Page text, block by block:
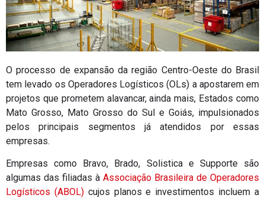
O processo de expansão da região Centro-Oeste do Brasil
tem levado os Operadores Logísticos (OLs) a apostarem em
projetos que prometem alavancar, ainda mais, Estados como
Mato Grosso, Mato Grosso do Sul e Goiás, impulsionados
pelos principais segmentos já atendidos por essas
empresas.
Empresas como Bravo, Brado, Solistica e Supporte são
algumas das filiadas à Associação Brasileira de Operadores
Logísticos (ABOL)cujos planos e investimentos incluem a